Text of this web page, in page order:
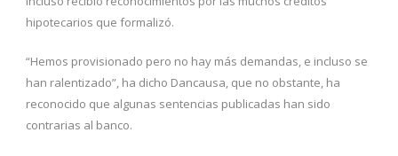
hipotecarios que formalizó.
“Hemos provisionado pero no hay más demandas, e incluso se
han ralentizado”, ha dicho Dancausa, que no obstante, ha
reconocido que algunas sentencias publicadas han sido
contrarias al banco.